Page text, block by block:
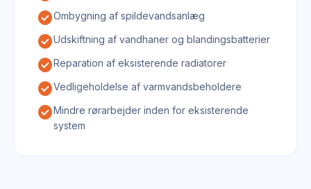
check_circleOmbygning af spildevandsanlæg
check_circleUdskiftning af vandhaner og blandingsbatterier
check_circleReparation af eksisterende radiatorer
check_circleVedligeholdelse af varmvandsbeholdere
check_circleMindre rørarbejder inden for eksisterende
system